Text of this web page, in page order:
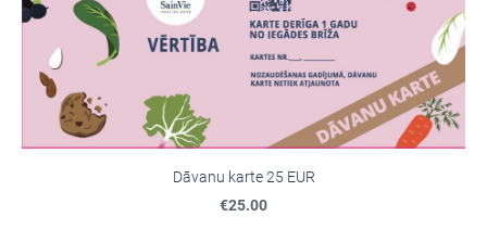
Dāvanu karte 25 EUR
€25.00